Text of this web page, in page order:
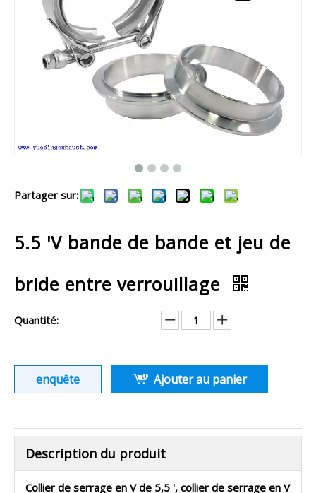
Partager sur:
5.5 'V bande de bande et jeu de
bride entre verrouillage
Quantité:
enquête Ajouter au panier
Description du produit
Collier de serrage en V de 5,5 ', collier de serrage en V